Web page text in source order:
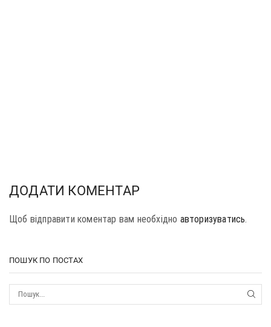
ДОДАТИ КОМЕНТАР
Щоб відправити коментар вам необхідно авторизуватись.
ПОШУК ПО ПОСТАХ